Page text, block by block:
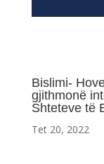
Bislimi-
gjithmonë
Shteteve të
Tet 20, 2022